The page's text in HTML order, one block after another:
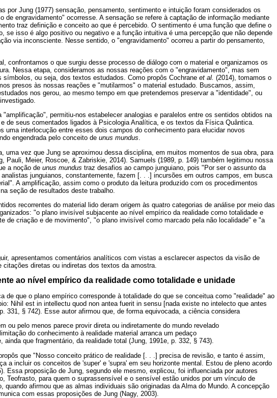
por Jung (1977) sensação, pensamento, sentimento e intuição foram considerados os
de engravidamento" ocorresse. A sensação se refere à captação de informação mediante
traz definição e conceito ao que é percebido. O sentimento é uma função que define o
se isso é algo positivo ou negativo e a função intuitiva é uma percepção que não depende
via inconsciente. Nesse sentido, o "engravidamento" ocorreu a partir do pensamento,
confrontamos o que surgiu desse processo de diálogo com o material e organizamos os
Nessa etapa, consideramos as nossas reações com o "engravidamento", mas sem
ou seja, dos textos estudados. Como propôs Cochrane et al. (2014), tomamos o
presos às nossas reações e "mutilarmos" o material estudado. Buscamos, assim,
nos gerou, ao mesmo tempo em que pretendemos preservar a "identidade", ou
"amplificação", permitiu-nos estabelecer analogias e paralelos entre os sentidos obtidos na
de seus comentados ligados à Psicologia Analítica, e os textos da Física Quântica.
uma interlocução entre esses dois campos do conhecimento para elucidar novos
engendrada pelo conceito de unus mundus.
uma vez que Jung se aproximou dessa disciplina, em muitos momentos de sua obra, para
Pauli, Meier, Roscoe, & Zabriskie, 2014). Samuels (1989, p. 149) também legitimou nossa
a noção de unus mundus traz desafios ao campo junguiano, pois "Por ser o assunto da
junguianos, constantemente, fazem [. . .] incursões em outros campos, em busca
A amplificação, assim como o produto da leitura produzido com os procedimentos
seção de resultados deste trabalho.
recorrentes do material lido deram origem às quatro categorias de análise por meio das
"o plano invisível subjacente ao nível empírico da realidade como totalidade e
de criação e de movimento", "o plano invisível como marcado pela não localidade" e "a
apresentamos comentários analíticos com vistas a esclarecer aspectos da visão de
diretas ou indiretas dos textos da amostra.
ao nível empírico da realidade como totalidade e unidade
de que o plano empírico corresponde à totalidade do que se conceitua como "realidade" ao
Nihil est in intellectu quod non antea fuerit in sensu [nada existe no intelecto que antes
331, § 742). Esse autor afirmou que, de forma equivocada, a ciência considera
ou pelo menos parece provir direta ou indiretamente do mundo revelado
do conhecimento à realidade material arranca um pedaço
ainda que fragmentário, da realidade total (Jung, 1991e, p. 332, § 743).
que "Nosso conceito prático de realidade [. . .] precisa de revisão, e tanto é assim,
a incluir os conceitos de 'super' e 'supra' em seu horizonte mental. Estou de pleno acordo
Essa proposição de Jung, segundo ele mesmo, explicou, foi influenciada por autores
Teofrasto, para quem o suprassensível e o sensível estão unidos por um vínculo de
quando afirmou que as almas individuais são originadas da Alma do Mundo. A concepção
com essas proposições de Jung (Nagy, 2003).